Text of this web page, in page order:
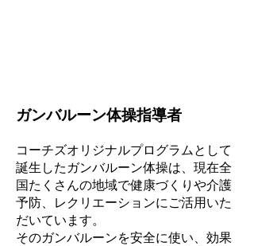
​ガンバルーン体操指導者
コーチズオリジナルプログラムとして
誕生したガンバルーン体操は、現在全
国たくさんの地域で健康づくりや介護
予防、レクリエーションにご活用いた
だいています。
​そのガンバルーンを安全に使い、効果